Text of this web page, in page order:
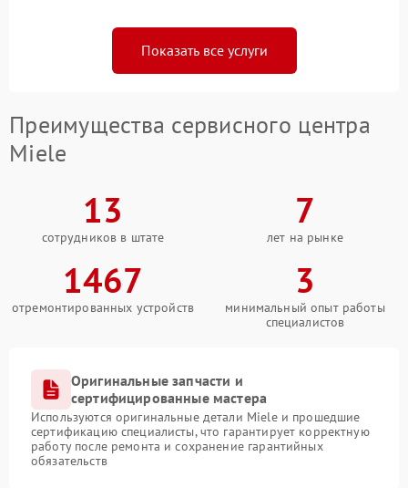
Показать все услуги
Преимущества сервисного центра
Miele
13
сотрудников в штате
7
лет на рынке
1467
отремонтированных устройств
3
минимальный опыт работы
специалистов
Оригинальные запчасти и
сертифицированные мастера
Используются оригинальные детали Miele и прошедшие
сертификацию специалисты, что гарантирует корректную
работу после ремонта и сохранение гарантийных
обязательств